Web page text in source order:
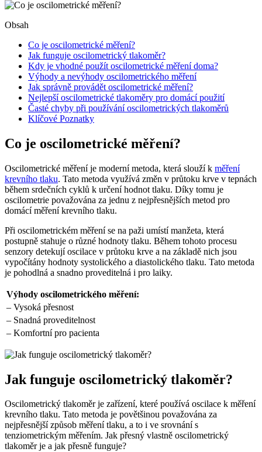
Obsah
Co je oscilometrické měření?
Jak funguje oscilometrický tlakoměr?
Kdy je vhodné použít oscilometrické měření doma?
Výhody a nevýhody oscilometrického měření
Jak správně provádět oscilometrické měření?
Nejlepší oscilometrické tlakoměry pro domácí použití
Časté chyby při používání oscilometrických tlakoměrů
Klíčové Poznatky
Co je oscilometrické měření?
Oscilometrické měření je moderní metoda, která slouží k měření
krevního tlaku. Tato metoda využívá změn v průtoku krve v tepnách
během srdečních cyklů k určení hodnot tlaku. Díky tomu je
oscilometrie považována za jednu z nejpřesnějších metod pro
domácí měření krevního tlaku.
Při oscilometrickém měření se na paži umístí manžeta, která
postupně stahuje o různé hodnoty tlaku. Během tohoto procesu
senzory detekují oscilace v průtoku krve a na základě nich jsou
vypočítány hodnoty systolického a diastolického tlaku. Tato metoda
je pohodlná a snadno proveditelná i pro laiky.
Výhody oscilometrického měření:
– Vysoká přesnost
– Snadná proveditelnost
– Komfortní pro pacienta
Jak funguje oscilometrický tlakoměr?
Oscilometrický tlakoměr je zařízení, které používá oscilace k měření
krevního tlaku. Tato metoda je povětšinou považována za
nejpřesnější způsob měření tlaku, a to i ve srovnání s
tenziometrickým měřením. Jak přesný vlastně oscilometrický
tlakoměr je a jak přesně funguje?